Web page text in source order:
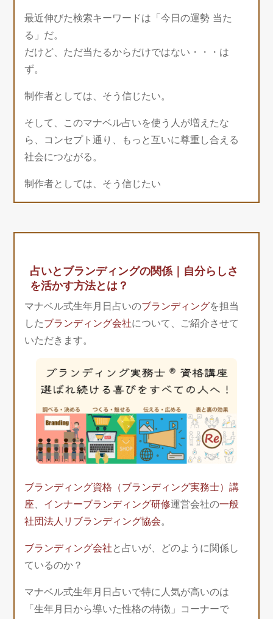
最近伸びた検索キーワードは「今日の運勢 当た
る」だ。
だけど、ただ当たるからだけではない・・・は
ず。
制作者としては、そう信じたい。
そして、このマナベル占いを使う人が増えたな
ら、コンセプト通り、もっと互いに尊重し合える
社会につながる。
制作者としては、そう信じたい
占いとブランディングの関係｜自分らしさ
を活かす方法とは？
マナベル式生年月日占いのブランディングを担当
したブランディング会社について、ご紹介させて
いただきます。
ブランディング資格（ブランディング実務士）講
座、 インナーブランディング研修運営会社の一般
社団法人リブランディング協会。
ブランディング会社 と占いが、どのように関係し
ているのか？
マナベル式生年月日占いで特に人気が高いのは
「生年月日から導いた性格の特徴」コーナーで